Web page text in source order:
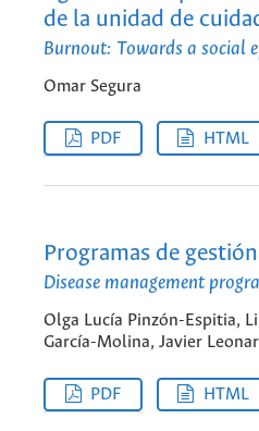
de la unidad de
Burnout: Towards a social
Omar Segura
PDF HTML
Programas de
Disease management
Olga Lucía Pinzón-Espitia,
García-Molina, Javier
PDF HTML